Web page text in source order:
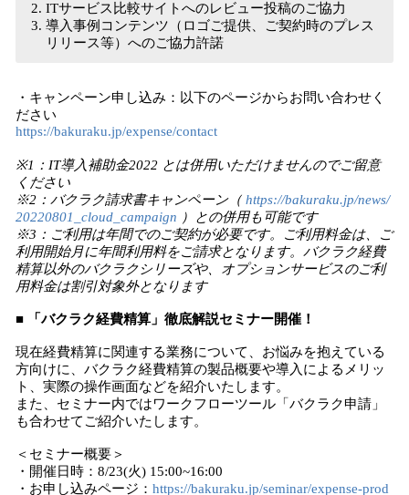
ITサービス比較サイトへのレビュー投稿のご協力
導入事例コンテンツ（ロゴご提供、ご契約時のプレス
リリース等）へのご協力許諾
・キャンペーン申し込み：以下のページからお問い合わせく
ださい
https://bakuraku.jp/expense/contact
※1：IT導入補助金2022 とは併用いただけませんのでご留意
ください
※2：バクラク請求書キャンペーン（ https://bakuraku.jp/news/
20220801_cloud_campaign ）との併用も可能です
※3：ご利用は年間でのご契約が必要です。ご利用料金は、ご
利用開始月に年間利用料をご請求となります。バクラク経費
精算以外のバクラクシリーズや、オプションサービスのご利
用料金は割引対象外となります
■ 「バクラク経費精算」徹底解説セミナー開催！
現在経費精算に関連する業務について、お悩みを抱えている
方向けに、バクラク経費精算の製品概要や導入によるメリッ
ト、実際の操作画面などを紹介いたします。
また、セミナー内ではワークフローツール「バクラク申請」
も合わせてご紹介いたします。
＜セミナー概要＞
・開催日時：8/23(火) 15:00~16:00
・お申し込みページ： https://bakuraku.jp/seminar/expense-prod